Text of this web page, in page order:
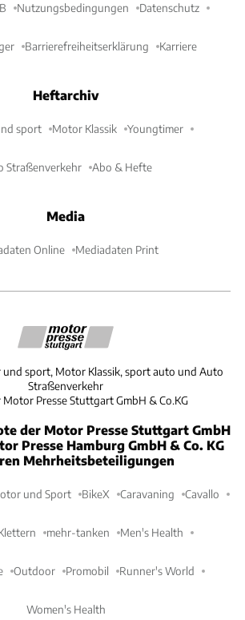
Nutzungsbedingungen Datenschutz
Barrierefreiheitserklärung Karriere
Heftarchiv
sport Motor Klassik Youngtimer
Straßenverkehr Abo & Hefte
Media
Online Mediadaten Print
sport, Motor Klassik, sport auto und Auto
Straßenverkehr
Motor Presse Stuttgart GmbH & Co.KG
der Motor Presse Stuttgart GmbH
Presse Hamburg GmbH & Co. KG
Mehrheitsbeteiligungen
und Sport BikeX Caravaning Cavallo
mehr-tanken Men's Health
Outdoor Promobil Runner's World
Women's Health